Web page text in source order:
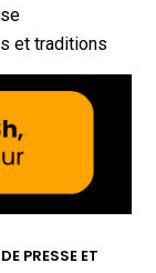
et traditions
PRESSE ET